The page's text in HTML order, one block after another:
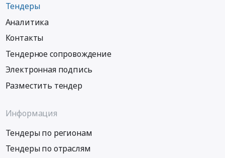
Тендеры
Аналитика
Контакты
Тендерное сопровождение
Электронная подпись
Разместить тендер
Информация
Тендеры по регионам
Тендеры по отраслям